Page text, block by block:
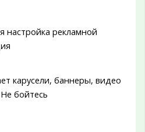
карусели, баннеры, видео
бойтесь